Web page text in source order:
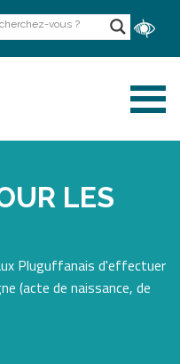
LES
Pluguffanais d'effectuer
(acte de naissance, de